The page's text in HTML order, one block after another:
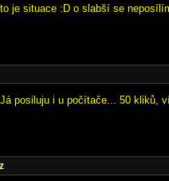
to je situace :D o slabší se
Já posiluju i u počítače... 50 kliků,